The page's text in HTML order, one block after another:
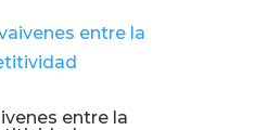
entre la